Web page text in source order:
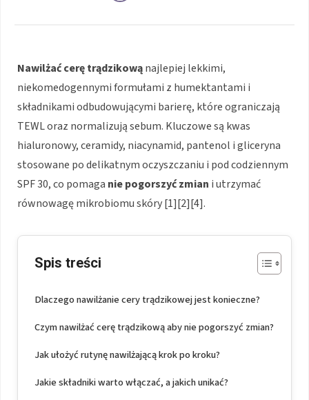
Nawilżać cerę trądzikowąnajlepiej lekkimi,
niekomedogennymi formułami z humektantami i
składnikami odbudowującymi barierę, które ograniczają
TEWL oraz normalizują sebum. Kluczowe są kwas
hialuronowy, ceramidy, niacynamid, pantenol i gliceryna
stosowane po delikatnym oczyszczaniu i pod codziennym
SPF 30, co pomaga nie pogorszyć zmian i utrzymać
równowagę mikrobiomu skóry [1][2][4].
Spis treści
Dlaczego nawilżanie cery trądzikowej jest konieczne?
Czym nawilżać cerę trądzikową aby nie pogorszyć zmian?
Jak ułożyć rutynę nawilżającą krok po kroku?
Jakie składniki warto włączać, a jakich unikać?